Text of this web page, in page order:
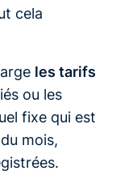
cela
les tarifs
ou les
fixe qui est
mois,